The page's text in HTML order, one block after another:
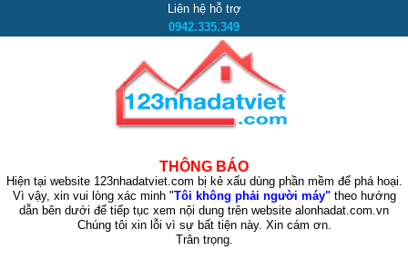
Liên hệ hỗ trợ
0942.335.349
THÔNG BÁO
Hiện tại website 123nhadatviet.com bị kẻ xấu dùng phần mềm để phá hoại.
Vì vậy, xin vui lòng xác minh "Tôi không phải người máy"theo hướng
dẫn bên dưới để tiếp tục xem nội dung trên website alonhadat.com.vn
Chúng tôi xin lỗi vì sự bất tiện này. Xin cám ơn.
Trân trọng.